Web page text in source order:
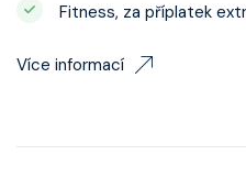
Fitness, za příplatek
Více informací